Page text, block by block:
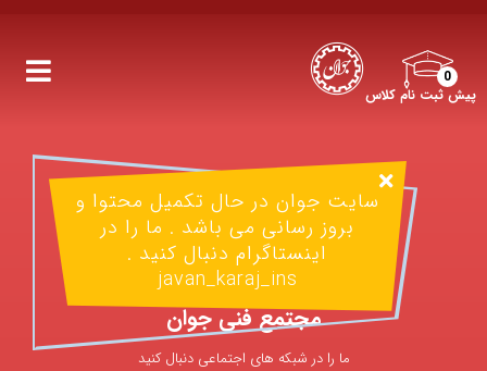
0
پیش ثبت نام کلاس
سایت جوان در حال تکمیل محتوا و
بروز رسانی می باشد . ما را در
اینستاگرام دنبال کنید .
javan_karaj_ins
مجتمع فنی جوان
ما را در شبکه های اجتماعی دنبال کنید